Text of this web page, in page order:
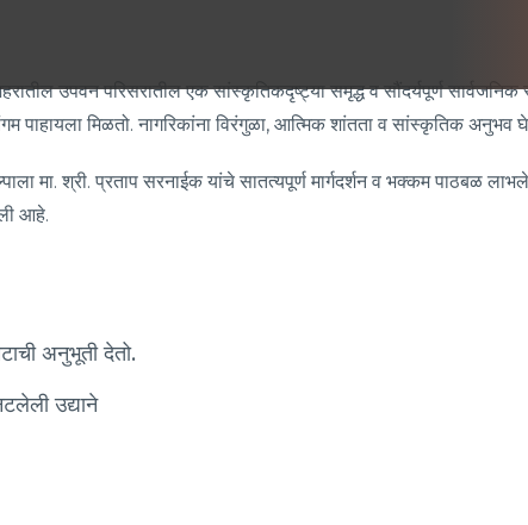
उपवन परिसरातील एक सांस्कृतिकदृष्ट्या समृद्ध व सौंदर्यपूर्ण
पाहायला मिळतो. नागरिकांना विरंगुळा, आत्मिक शांतता व सांस्कृतिक
मा. श्री. प्रताप सरनाईक यांचे सातत्यपूर्ण मार्गदर्शन व भक्कम पाठबळ
आहे.
अनुभूती देतो.
उद्याने